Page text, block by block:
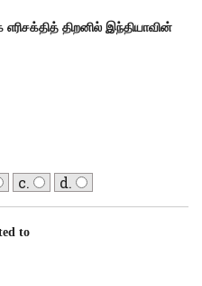
திறனில் இந்தியாவின்
c. d.
to